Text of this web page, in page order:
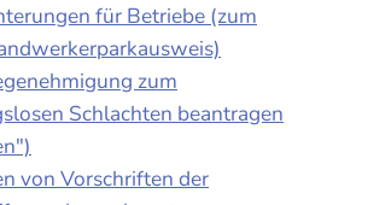
für Betriebe (zum
zum
Schlachten beantragen
von Vorschriften der